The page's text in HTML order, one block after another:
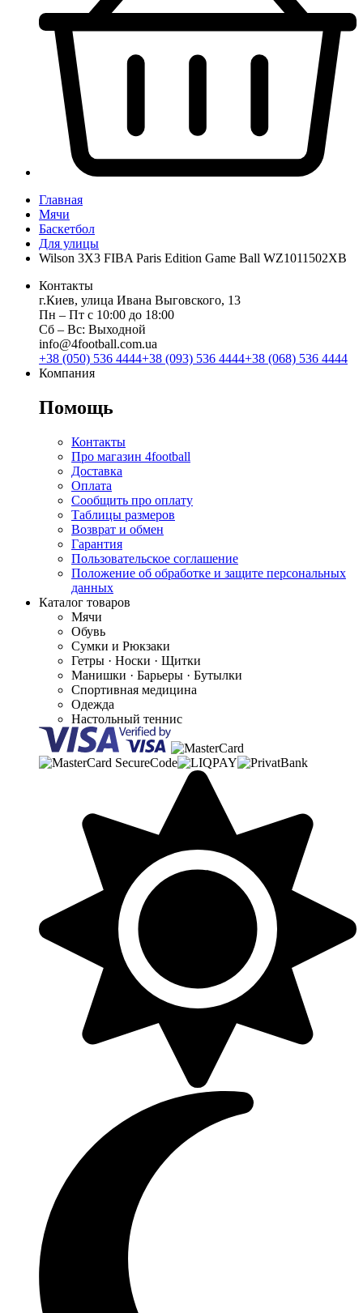
Главная
Мячи
Баскетбол
Для улицы
Wilson 3X3 FIBA Paris Edition Game Ball WZ1011502XB
Контакты
г.Киев, улица Ивана Выговского, 13
Пн ‒ Пт с 10:00 до 18:00
Сб ‒ Вс: Выходной
info@4football.com.ua
+38 (050) 536 4444+38 (093) 536 4444+38 (068) 536 4444
Компания
Помощь
Контакты
Про магазин 4football
Доставка
Оплата
Сообщить про оплату
Таблицы размеров
Возврат и обмен
Гарантия
Пользовательское соглашение
Положение об обработке и защите персональных
данных
Каталог товаров
Мячи
Обувь
Сумки и Рюкзаки
Гетры · Носки · Щитки
Манишки · Барьеры · Бутылки
Спортивная медицина
Одежда
Настольный теннис